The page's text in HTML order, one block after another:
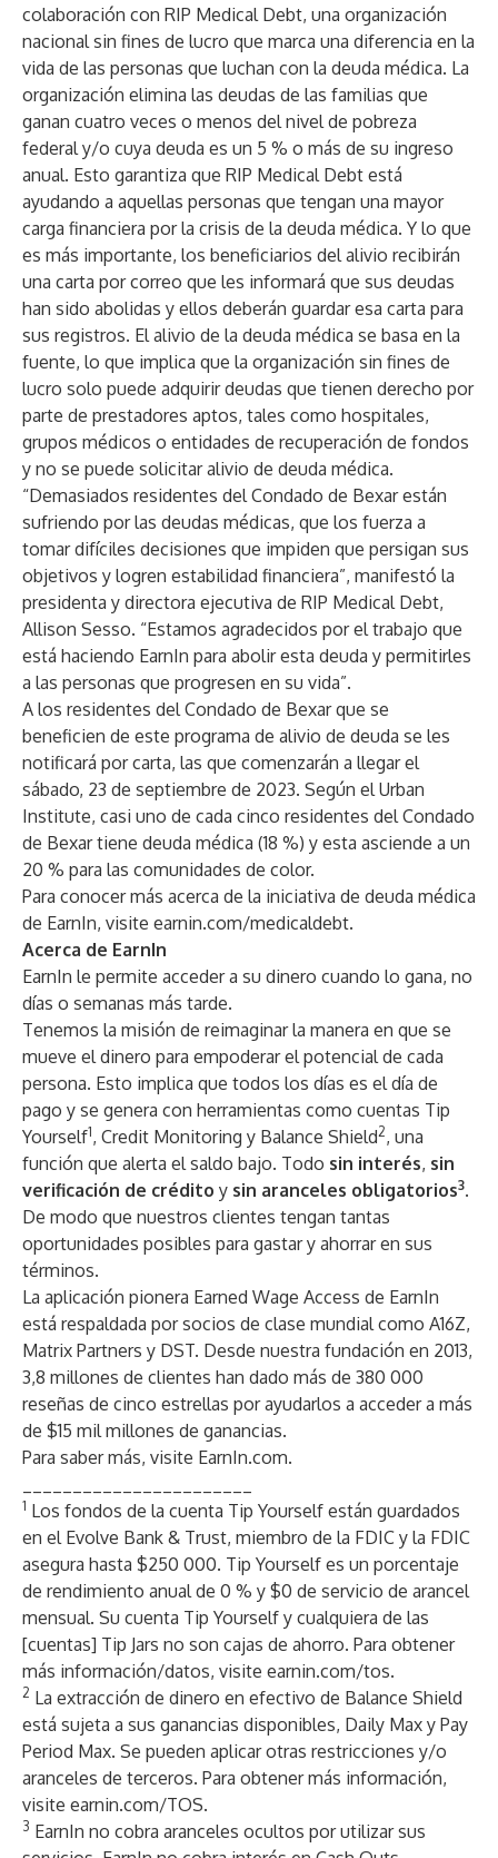
colaboración con RIP Medical Debt, una organización
nacional sin fines de lucro que marca una diferencia en la
vida de las personas que luchan con la deuda médica. La
organización elimina las deudas de las familias que
ganan cuatro veces o menos del nivel de pobreza
federal y/o cuya deuda es un 5 % o más de su ingreso
anual. Esto garantiza que RIP Medical Debt está
ayudando a aquellas personas que tengan una mayor
carga financiera por la crisis de la deuda médica. Y lo que
es más importante, los beneficiarios del alivio recibirán
una carta por correo que les informará que sus deudas
han sido abolidas y ellos deberán guardar esa carta para
sus registros. El alivio de la deuda médica se basa en la
fuente, lo que implica que la organización sin fines de
lucro solo puede adquirir deudas que tienen derecho por
parte de prestadores aptos, tales como hospitales,
grupos médicos o entidades de recuperación de fondos
y no se puede solicitar alivio de deuda médica.
“Demasiados residentes del Condado de Bexar están
sufriendo por las deudas médicas, que los fuerza a
tomar difíciles decisiones que impiden que persigan sus
objetivos y logren estabilidad financiera”, manifestó la
presidenta y directora ejecutiva de RIP Medical Debt,
Allison Sesso. “Estamos agradecidos por el trabajo que
está haciendo EarnIn para abolir esta deuda y permitirles
a las personas que progresen en su vida”.
A los residentes del Condado de Bexar que se
beneficien de este programa de alivio de deuda se les
notificará por carta, las que comenzarán a llegar el
sábado, 23 de septiembre de 2023. Según elUrban
Institute, casi uno de cada cinco residentes del Condado
de Bexar tiene deuda médica (18 %) y esta asciende a un
20 % para las comunidades de color.
Para conocer más acerca de la iniciativa de deuda médica
de EarnIn, visite earnin.com/medicaldebt.
Acerca de EarnIn
EarnIn le permite acceder a su dinero cuando lo gana, no
días o semanas más tarde.
Tenemos la misión de reimaginar la manera en que se
mueve el dinero para empoderar el potencial de cada
persona. Esto implica que todos los días es el día de
pago y se genera con herramientas como cuentas Tip
Yourself1, Credit Monitoring y Balance Shield2, una
función que alerta el saldo bajo. Todo sin interés, sin
verificación de crédito y sin aranceles obligatorios3.
De modo que nuestros clientes tengan tantas
oportunidades posibles para gastar y ahorrar en sus
términos.
La aplicación pionera Earned Wage Access de EarnIn
está respaldada por socios de clase mundial como A16Z,
Matrix Partners y DST. Desde nuestra fundación en 2013,
3,8 millones de clientes han dado más de 380 000
reseñas de cinco estrellas por ayudarlos a acceder a más
de $15 mil millones de ganancias.
Para saber más, visite EarnIn.com.
1 Los fondos de la cuenta Tip Yourself están guardados
en el Evolve Bank & Trust, miembro de la FDIC y la FDIC
asegura hasta $250 000. Tip Yourself es un porcentaje
de rendimiento anual de 0 % y $0 de servicio de arancel
mensual. Su cuenta Tip Yourself y cualquiera de las
[cuentas] Tip Jars no son cajas de ahorro. Para obtener
más información/datos, visite earnin.com/tos.
2 La extracción de dinero en efectivo de Balance Shield
está sujeta a sus ganancias disponibles, Daily Max y Pay
Period Max. Se pueden aplicar otras restricciones y/o
aranceles de terceros. Para obtener más información,
visite earnin.com/TOS.
3 EarnIn no cobra aranceles ocultos por utilizar sus